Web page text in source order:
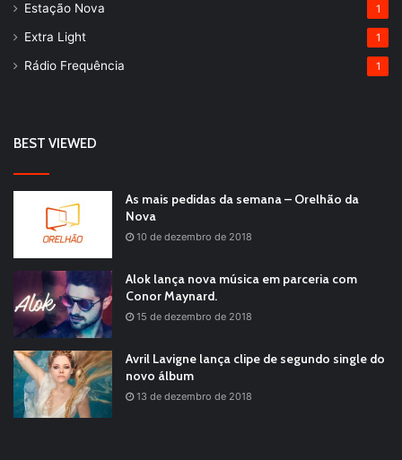
Estação Nova 1
Extra Light 1
Rádio Frequência 1
BEST VIEWED
As mais pedidas da semana – Orelhão da
Nova
10 de dezembro de 2018
Alok lança nova música em parceria com
Conor Maynard.
15 de dezembro de 2018
Avril Lavigne lança clipe de segundo single do
novo álbum
13 de dezembro de 2018